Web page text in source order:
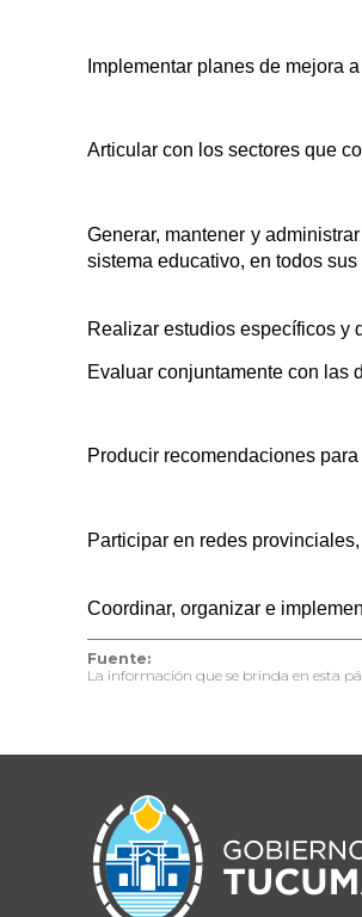
Implementar planes de mejora
Articular con los sectores que
Generar, mantener y
sistema educativo, en todos
Realizar estudios específicos y
Evaluar conjuntamente con las
Producir recomendaciones
Participar en redes
Coordinar, organizar e
Fuente:
La información que se brinda en esta